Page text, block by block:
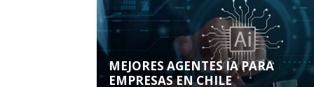
MEJORES AGENTES IA PARA
EMPRESAS EN CHILE